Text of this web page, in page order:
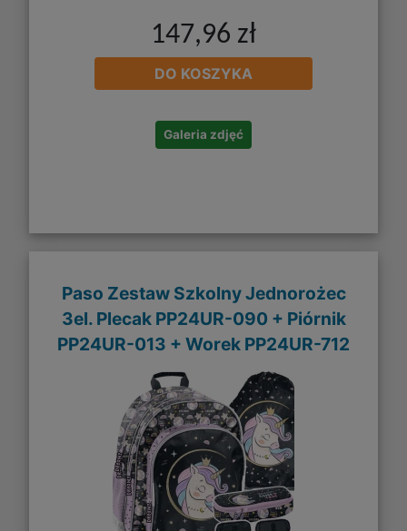
147,96 zł
DO KOSZYKA
Galeria zdjęć
Paso Zestaw Szkolny Jednorożec
3el. Plecak PP24UR-090 + Piórnik
PP24UR-013 + Worek PP24UR-712